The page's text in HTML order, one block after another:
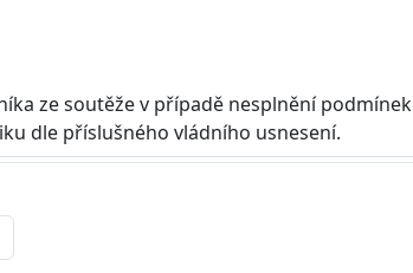
ze soutěže v případě nesplnění podmínek
dle příslušného vládního usnesení.